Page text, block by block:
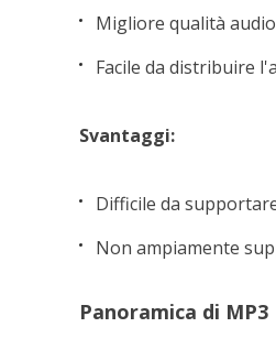
Migliore qualità
Facile da distribuire
Svantaggi:
Difficile da
Non ampiamente
Panoramica di MP3